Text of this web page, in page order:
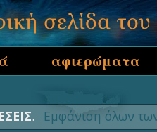
αφιερώματα
. Εμφάνιση όλων